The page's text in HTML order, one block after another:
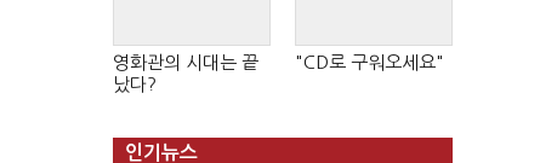
영화관의 시대는 끝
났다?
"CD로 구워오세요"
인기뉴스